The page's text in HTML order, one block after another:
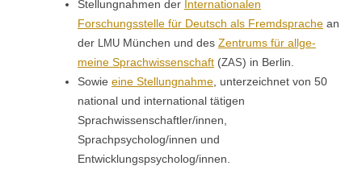
Stel­lung­nah­men der Inter­na­tionalen
Forschungsstelle für Deutsch als Fremd­sprache an
der LMU München und des Zen­trums für all­ge­
meine Sprach­wis­senschaft (ZAS) in Berlin.
Sowie eine Stel­lung­nahme , unterze­ich­net von 50
nation­al und inter­na­tion­al täti­gen
Sprachwissenschaftler/innen,
Sprachpsycholog/innen und
Entwicklungspsycholog/innen.